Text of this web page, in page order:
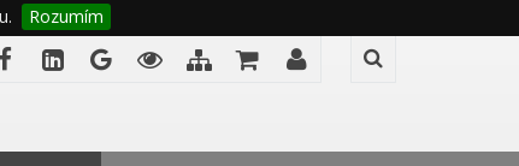
Rozumím